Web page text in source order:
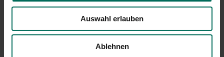
Auswahl erlauben
Ablehnen